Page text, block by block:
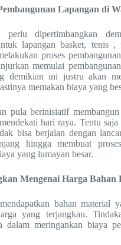
Lapangan di
dipertimbangkan
lapangan basket, tenis ,
proses
memulai
demikian ini justru akan
memakan biaya yang
pula berinisiatif
hari raya. Tentu
bisa berjalan dengan
hingga membuat
yang lumayan besar.
Mengenai Harga Bahan
bahan material
yang terjangkau.
dalam meringankan biaya